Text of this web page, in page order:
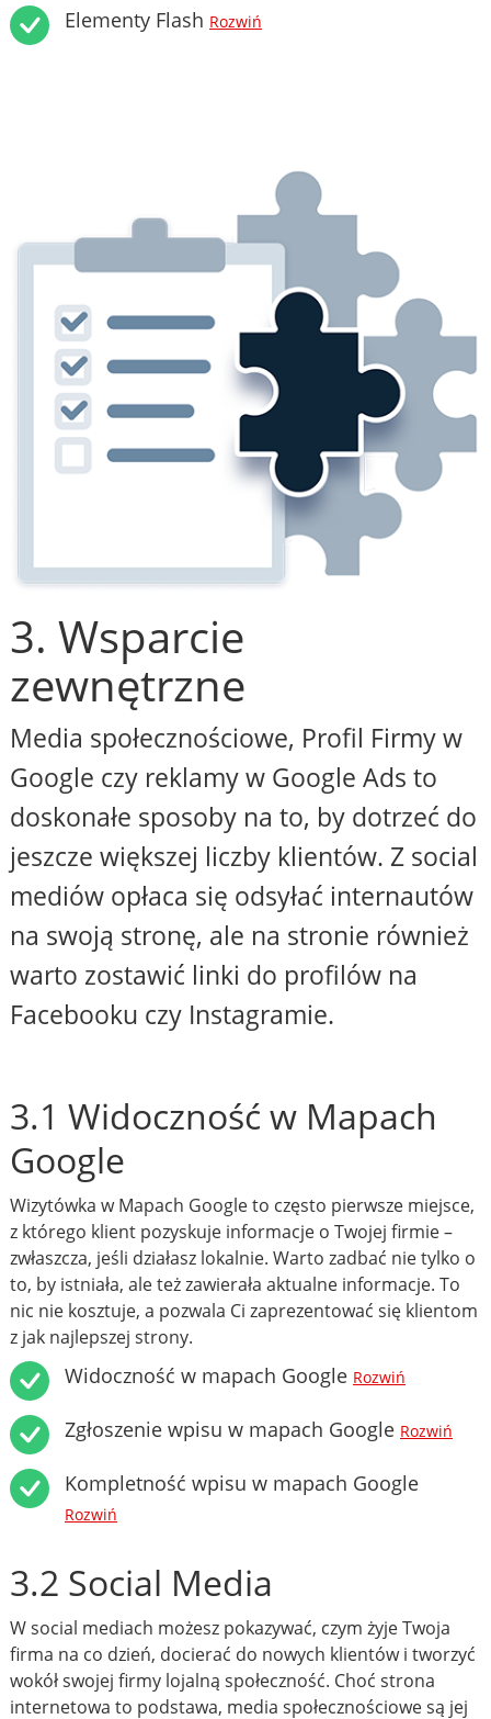
Elementy Flash Rozwiń
3. Wsparcie
zewnętrzne
Media społecznościowe, Profil Firmy w
Google czy reklamy w Google Ads to
doskonałe sposoby na to, by dotrzeć do
jeszcze większej liczby klientów. Z social
mediów opłaca się odsyłać internautów
na swoją stronę, ale na stronie również
warto zostawić linki do profilów na
Facebooku czy Instagramie.
3.1 Widoczność w Mapach
Google
Wizytówka w Mapach Google to często pierwsze miejsce,
z którego klient pozyskuje informacje o Twojej firmie –
zwłaszcza, jeśli działasz lokalnie. Warto zadbać nie tylko o
to, by istniała, ale też zawierała aktualne informacje. To
nic nie kosztuje, a pozwala Ci zaprezentować się klientom
z jak najlepszej strony.
Widoczność w mapach Google Rozwiń
Zgłoszenie wpisu w mapach Google Rozwiń
Kompletność wpisu w mapach Google
Rozwiń
3.2 Social Media
W social mediach możesz pokazywać, czym żyje Twoja
firma na co dzień, docierać do nowych klientów i tworzyć
wokół swojej firmy lojalną społeczność. Choć strona
internetowa to podstawa, media społecznościowe są jej